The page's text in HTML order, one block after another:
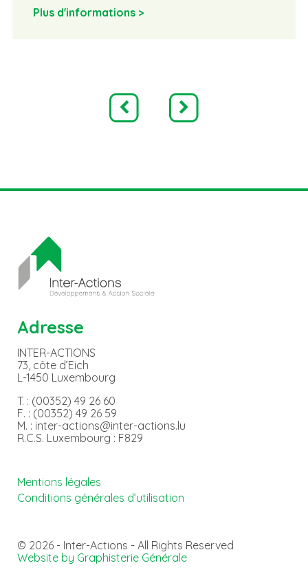
Plus d'informations >
Adresse
INTER-ACTIONS
73, côte d’Eich
L-1450 Luxembourg
T. : (00352) 49 26 60
F. : (00352) 49 26 59
M. : inter-actions@inter-actions.lu
R.C.S. Luxembourg : F829
Mentions légales
Conditions générales d’utilisation
© 2026 - Inter-Actions - All Rights Reserved
Website by Graphisterie Générale